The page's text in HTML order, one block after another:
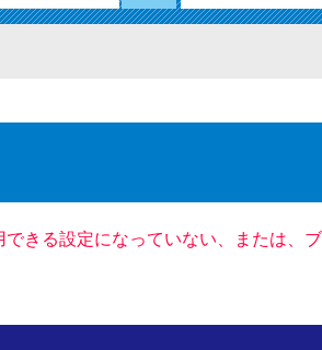
きる設定になっていない、または、